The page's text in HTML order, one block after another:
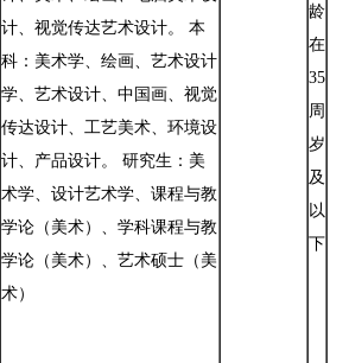
计、视觉传达艺术设计。 本
科：美术学、绘画、艺术设计
学、艺术设计、中国画、视觉
传达设计、工艺美术、环境设
计、产品设计。 研究生：美
术学、设计艺术学、课程与教
学论（美术）、学科课程与教
学论（美术）、艺术硕士（美
术）
龄
在
35
周
岁
及
以
下